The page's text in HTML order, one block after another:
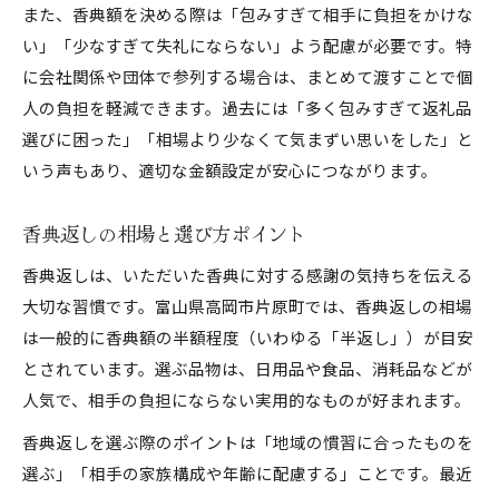
また、香典額を決める際は「包みすぎて相手に負担をかけな
い」「少なすぎて失礼にならない」よう配慮が必要です。特
に会社関係や団体で参列する場合は、まとめて渡すことで個
人の負担を軽減できます。過去には「多く包みすぎて返礼品
選びに困った」「相場より少なくて気まずい思いをした」と
いう声もあり、適切な金額設定が安心につながります。
香典返しの相場と選び方ポイント
香典返しは、いただいた香典に対する感謝の気持ちを伝える
大切な習慣です。富山県高岡市片原町では、香典返しの相場
は一般的に香典額の半額程度（いわゆる「半返し」）が目安
とされています。選ぶ品物は、日用品や食品、消耗品などが
人気で、相手の負担にならない実用的なものが好まれます。
香典返しを選ぶ際のポイントは「地域の慣習に合ったものを
選ぶ」「相手の家族構成や年齢に配慮する」ことです。最近